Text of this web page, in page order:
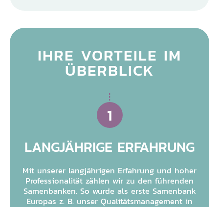
IHRE VORTEILE IM
ÜBERBLICK
1
LANGJÄHRIGE ERFAHRUNG
Mit unserer langjährigen Erfahrung und hoher
Professionalität zählen wir zu den führenden
Samenbanken. So wurde als erste Samenbank
Europas z. B. unser Qualitätsmanagement in